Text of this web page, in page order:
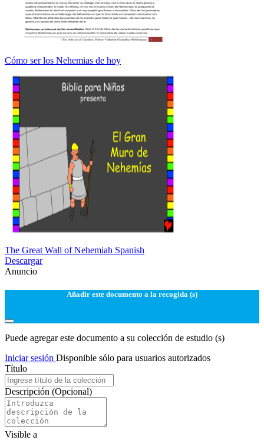
Cómo ser los Nehemias de hoy
The Great Wall of Nehemiah Spanish
Descargar
Anuncio
Añadir este documento a la recogida (s)
Puede agregar este documento a su colección de estudio (s)
Iniciar sesión Disponible sólo para usuarios autorizados
Título
Descripción (Opcional)
Visible a